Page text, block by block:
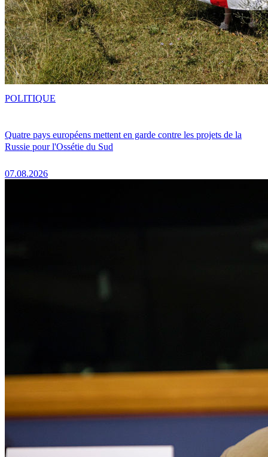
Quatre pays européens mettent en garde contre les projets de la
Russie pour l'Ossétie du Sud
07.08.2026
POLITIQUE